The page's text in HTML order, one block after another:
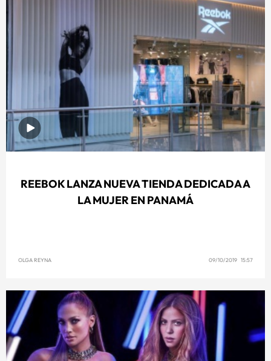
REEBOK LANZA NUEVA TIENDA DEDICADA A
LA MUJER EN PANAMÁ
OLGA REYNA 09/10/2019 15:57